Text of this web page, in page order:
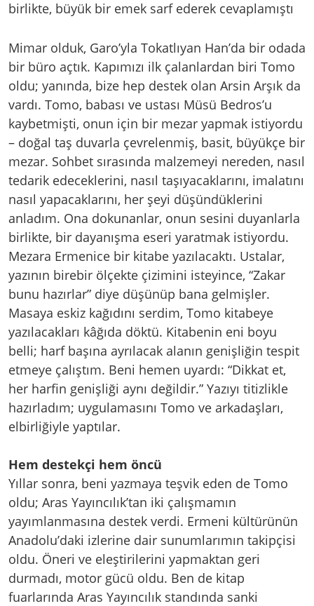
birlikte, büyük bir emek sarf ederek cevaplamıştı
Mimar olduk, Garo’yla Tokatlıyan Han’da bir odada
bir büro açtık. Kapımızı ilk çalanlardan biri Tomo
oldu; yanında, bize hep destek olan Arsin Arşık da
vardı. Tomo, babası ve ustası Müsü Bedros’u
kaybetmişti, onun için bir mezar yapmak istiyordu
– doğal taş duvarla çevrelenmiş, basit, büyükçe bir
mezar. Sohbet sırasında malzemeyi nereden, nasıl
tedarik edeceklerini, nasıl taşıyacaklarını, imalatını
nasıl yapacaklarını, her şeyi düşündüklerini
anladım. Ona dokunanlar, onun sesini duyanlarla
birlikte, bir dayanışma eseri yaratmak istiyordu.
Mezara Ermenice bir kitabe yazılacaktı. Ustalar,
yazının birebir ölçekte çizimini isteyince, “Zakar
bunu hazırlar” diye düşünüp bana gelmişler.
Masaya eskiz kağıdını serdim, Tomo kitabeye
yazılacakları kâğıda döktü. Kitabenin eni boyu
belli; harf başına ayrılacak alanın genişliğin tespit
etmeye çalıştım. Beni hemen uyardı: “Dikkat et,
her harfin genişliği aynı değildir.” Yazıyı titizlikle
hazırladım; uygulamasını Tomo ve arkadaşları,
elbirliğiyle yaptılar.
Hem destekçi hem öncü
Yıllar sonra, beni yazmaya teşvik eden de Tomo
oldu; Aras Yayıncılık’tan iki çalışmamın
yayımlanmasına destek verdi. Ermeni kültürünün
Anadolu’daki izlerine dair sunumlarımın takipçisi
oldu. Öneri ve eleştirilerini yapmaktan geri
durmadı, motor gücü oldu. Ben de kitap
fuarlarında Aras Yayıncılık standında sanki